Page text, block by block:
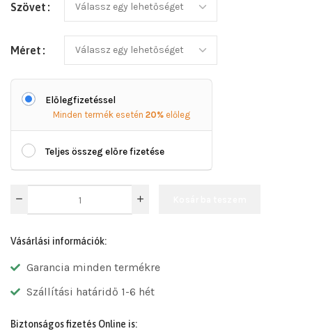
Szövet
Méret
Előlegfizetéssel
Minden termék esetén 20% előleg
Teljes összeg előre fizetése
Vásárlási információk:
Garancia minden termékre
Szállítási határidő 1-6 hét
Biztonságos fizetés Online is: